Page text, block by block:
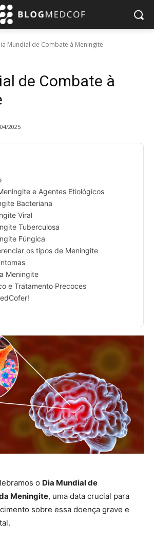
Mundial de Combate à Meningite
de Combate à
2025
e Agentes Etiológicos
Bacteriana
Viral
Tuberculosa
Fúngica
os tipos de Meningite
Meningite
e Tratamento Precoces
o Dia Mundial de
Meningite, uma data crucial para
sobre essa doença grave e